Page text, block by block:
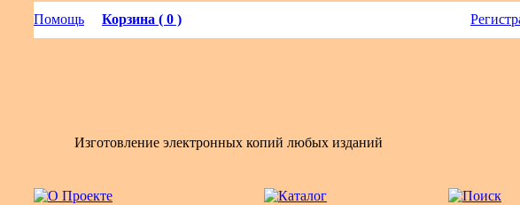
Помощь Корзина ( 0 )
Изготовление электронных копий любых изданий